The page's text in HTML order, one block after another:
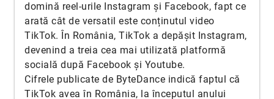
domină reel-urile Instagram și Facebook, fapt ce
arată cât de versatil este conținutul video
TikTok. În România, TikTok a depășit Instagram,
devenind a treia cea mai utilizată platformă
socială după Facebook și Youtube.
Cifrele publicate de ByteDance indică faptul că
TikTok avea în România, la începutul anului